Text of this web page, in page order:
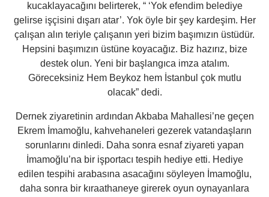
kucaklayacağını belirterek, “ ‘Yok efendim belediye
gelirse işçisini dışarı atar’. Yok öyle bir şey kardeşim. Her
çalışan alın teriyle çalışanın yeri bizim başımızın üstüdür.
Hepsini başımızın üstüne koyacağız. Biz hazırız, bize
destek olun. Yeni bir başlangıca imza atalım.
Göreceksiniz Hem Beykoz hem İstanbul çok mutlu
olacak” dedi.
Dernek ziyaretinin ardından Akbaba Mahallesi’ne geçen
Ekrem İmamoğlu, kahvehaneleri gezerek vatandaşların
sorunlarını dinledi. Daha sonra esnaf ziyareti yapan
İmamoğlu’na bir işportacı tespih hediye etti. Hediye
edilen tespihi arabasına asacağını söyleyen İmamoğlu,
daha sonra bir kıraathaneye girerek oyun oynayanlara